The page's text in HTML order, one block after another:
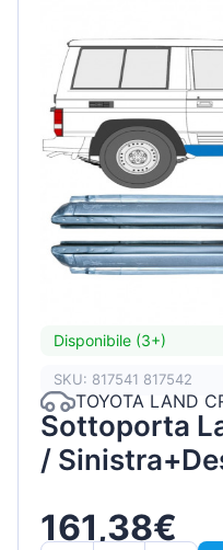
Disponibile (3+)
SKU: 817541 817542
TOYOTA LAND
Sottoporta
/
161,38€